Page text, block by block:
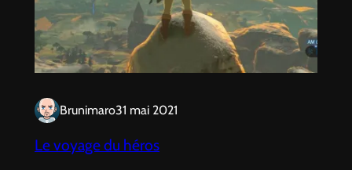
Brunimaro31 mai 2021
Le voyage du héros